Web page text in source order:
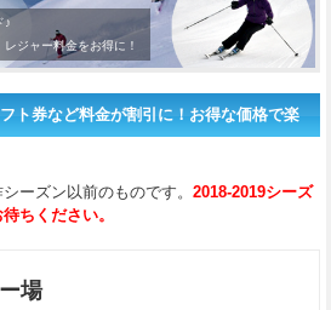
♪
ジャー料金をお得に！
ト券など料金が割引に！お得な価格で楽
ーズン以前のものです。 2018-2019シーズ
ちください。
場